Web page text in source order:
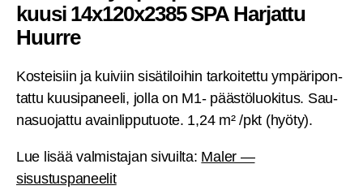
kuusi 14x120x2385 SPA Har­jat­tu
Huurre
Kos­tei­siin ja kui­viin sisä­ti­loi­hin tar­koi­tet­tu ympä­ri­pon­
tat­tu kuusi­pa­nee­li, jol­la on M1- pääs­tö­luo­ki­tus. Sau­
na­suo­jat­tu avain­lip­pu­tuo­te. 1,24 m² /pkt (hyö­ty).
Lue lisää val­mis­ta­jan sivuil­ta: Maler —
sisustuspaneelit